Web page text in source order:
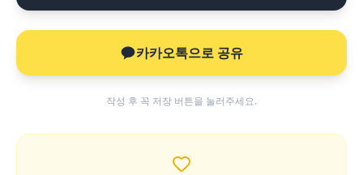
카카오톡으로 공유
작성 후 꼭 저장 버튼을 눌러주세요.